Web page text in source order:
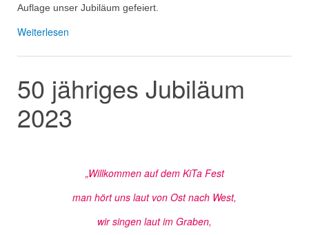
Auflage unser Jubiläum gefeiert.
Weiterlesen
50 jähriges Jubiläum
2023
„Willkommen auf dem KiTa Fest
man hört uns laut von Ost nach West,
wir singen laut im Graben,